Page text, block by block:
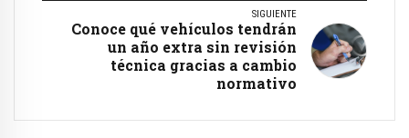
SIGUIENTE
Conoce qué vehículos tendrán
un año extra sin revisión
técnica gracias a cambio
normativo